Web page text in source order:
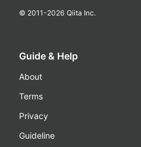
© 2011-2026 Qiita Inc.
Guide & Help
About
Terms
Privacy
Guideline